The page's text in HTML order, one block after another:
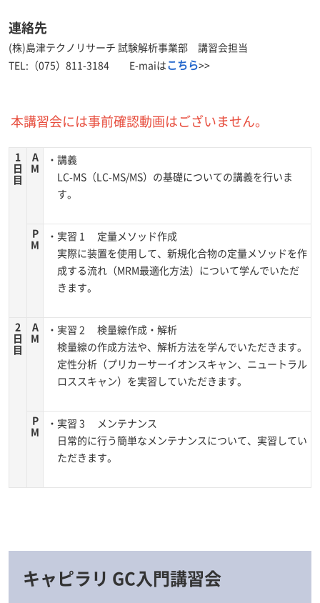
連絡先
(株)島津テクノリサーチ 試験解析事業部 講習会担当
TEL:（075）811-3184 E-maiは こちら>>
本講習会には事前確認動画はございません。
1
日
目
A
M
・講義
LC-MS（LC-MS/MS）の基礎についての講義を行いま
す。
P
M
・実習 1 定量メソッド作成
実際に装置を使用して、新規化合物の定量メソッドを作
成する流れ（MRM最適化方法）について学んでいただ
きます。
2
日
目
A
M
・実習 2 検量線作成・解析
検量線の作成方法や、解析方法を学んでいただきます。
定性分析（プリカーサーイオンスキャン、ニュートラル
ロススキャン）を実習していただきます。
P
M
・実習 3 メンテナンス
日常的に行う簡単なメンテナンスについて、実習してい
ただきます。
キャピラリ GC入門講習会